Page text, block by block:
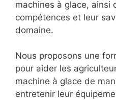
machines à glace, ainsi
compétences et leur
domaine.
Nous proposons une
pour aider les
machine à glace de
entretenir leur